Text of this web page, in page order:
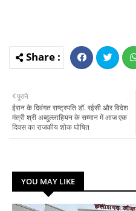
पुराने
ईरान के दिवंगत राष्ट्रपति डॉ. रईसी और विदेश
मंत्री श्री अब्दुल्लाहियन के सम्मान में आज एक
दिवस का राजकीय शोक घोषित
YOU MAY LIKE